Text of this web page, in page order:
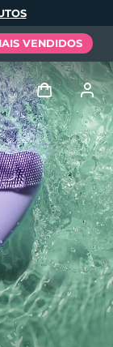
VENDIDOS
Entrar
de usuário
aparelhos
pedidos
endereços
中文